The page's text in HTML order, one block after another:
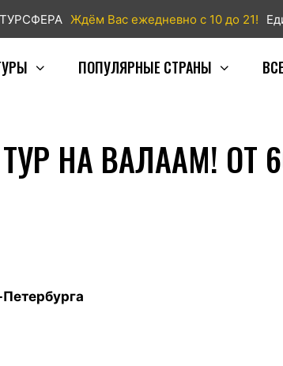
ТУРСФЕРА Ждём Вас ежедневно с 10 до 21!
ПОПУЛЯРНЫЕ СТРАНЫ
НА ВАЛААМ! ОТ